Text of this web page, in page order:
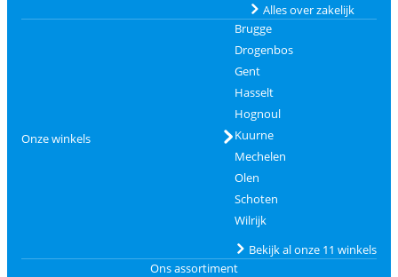
Alles over zakelijk
Onze winkels
Brugge
Drogenbos
Gent
Hasselt
Hognoul
Kuurne
Mechelen
Olen
Schoten
Wilrijk
Bekijk al onze 11 winkels
Ons assortiment